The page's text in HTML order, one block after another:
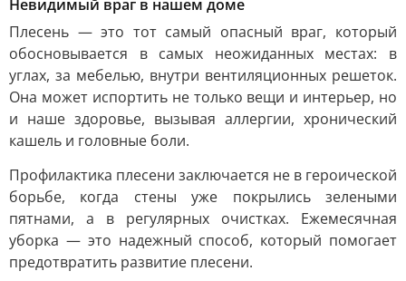
Невидимый враг в нашем доме
Плесень — это тот самый опасный враг, который
обосновывается в самых неожиданных местах: в
углах, за мебелью, внутри вентиляционных решеток.
Она может испортить не только вещи и интерьер, но
и наше здоровье, вызывая аллергии, хронический
кашель и головные боли.
Профилактика плесени заключается не в героической
борьбе, когда стены уже покрылись зелеными
пятнами, а в регулярных очистках. Ежемесячная
уборка — это надежный способ, который помогает
предотвратить развитие плесени.